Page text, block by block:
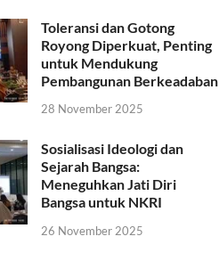
Toleransi dan Gotong
Royong Diperkuat, Penting
untuk Mendukung
Pembangunan Berkeadaban
28 November 2025
Sosialisasi Ideologi dan
Sejarah Bangsa:
Meneguhkan Jati Diri
Bangsa untuk NKRI
26 November 2025